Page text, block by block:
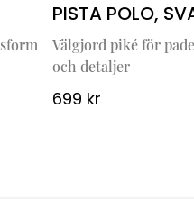
PISTA POLO,
Välgjord piké för
och detaljer
699 kr